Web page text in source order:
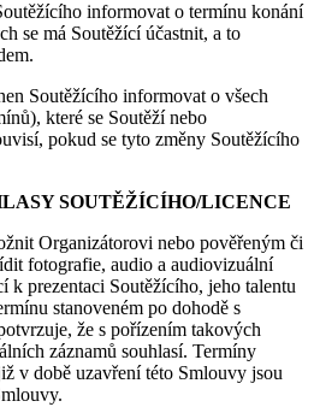
informovat o termínu konání
se má Soutěžící účastnit, a to
Soutěžícího informovat o všech
které se Soutěží nebo
pokud se tyto změny Soutěžícího
SOUTĚŽÍCÍHO/LICENCE
Organizátorovi nebo pověřeným či
fotografie, audio a audiovizuální
k prezentaci Soutěžícího, jeho talentu
stanoveném po dohodě s
že s pořízením takových
záznamů souhlasí. Termíny
v době uzavření této Smlouvy jsou